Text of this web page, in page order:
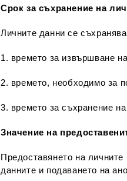
Срок за съхранение на
Личните данни се
1. времето за извършване
2. времето, необходимо за
3. времето за съхранение
Значение на
Предоставянето на
данните и подаването на